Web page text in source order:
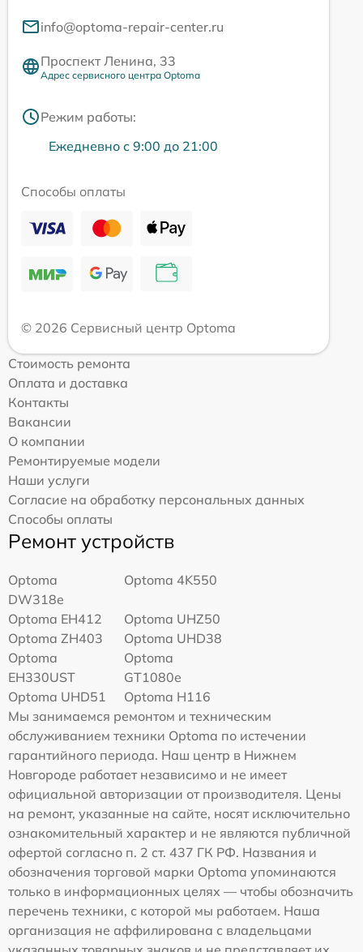
info@optoma-repair-center.ru
Проспект Ленина, 33
Адрес сервисного центра Optoma
Режим работы:
Ежедневно с 9:00 до 21:00
Способы оплаты
© 2026 Сервисный центр Optoma
Стоимость ремонта
Оплата и доставка
Контакты
Вакансии
О компании
Ремонтируемые модели
Наши услуги
Согласие на обработку персональных данных
Способы оплаты
Ремонт устройств
Optoma
DW318e
Optoma 4K550
Optoma EH412
Optoma UHZ50
Optoma ZH403
Optoma UHD38
Optoma
EH330UST
Optoma
GT1080e
Optoma UHD51
Optoma H116
Мы занимаемся ремонтом и техническим
обслуживанием техники Optoma по истечении
гарантийного периода. Наш центр в Нижнем
Новгороде работает независимо и не имеет
официальной авторизации от производителя. Цены
на ремонт, указанные на сайте, носят исключительно
ознакомительный характер и не являются публичной
офертой согласно п. 2 ст. 437 ГК РФ. Названия и
обозначения торговой марки Optoma упоминаются
только в информационных целях — чтобы обозначить
перечень техники, с которой мы работаем. Наша
организация не аффилирована с владельцами